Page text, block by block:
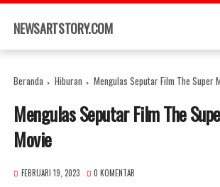
×
NEWSARTSTORY.COM
Beranda Hiburan Mengulas Seputar Film The Super
Mengulas Seputar Film The
Movie
FEBRUARI 19, 2023 0 KOMENTAR